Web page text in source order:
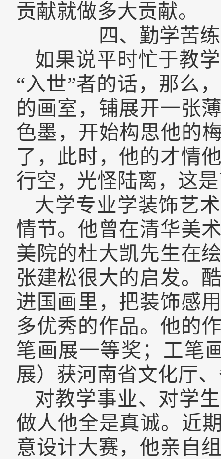
贡献就做多大贡献。
四、 勤学苦
如果说平时忙于教
“入世”者的话，那么
的画室，铺展开一张
色墨，开始构思他的
了，此时，他的才情
行空，光怪陆离，这
大学专业学装饰艺
情节。他曾在清华美
美院的杜大凯先生在
张建松很大的启发。
进国画里，把装饰感
多优秀的作品。 他的
笔画展一等奖；工笔
展） 获河南省文化厅
对教学事业、对学
做人他全是真诚。近
意设计大赛，他亲自